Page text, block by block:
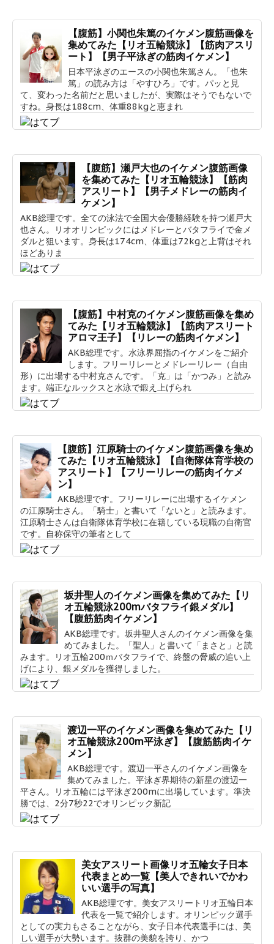
【腹筋】小関也朱篤のイケメン腹筋画像を
集めてみた【リオ五輪競泳】【筋肉アスリ
ート】【男子平泳ぎの筋肉イケメン】
日本平泳ぎのエースの小関也朱篤さん。「也朱
篤」の読み方は「やすひろ」です。パッと見
て、変わった名前だと思いましたが、実際はそうでもないで
すね。身長は188cm、体重88kgと恵まれ
【腹筋】瀬戸大也のイケメン腹筋画像
を集めてみた【リオ五輪競泳】【筋肉
アスリート】【男子メドレーの筋肉イ
ケメン】
AKB総理です。全ての泳法で全国大会優勝経験を持つ瀬戸大
也さん。リオオリンピックにはメドレーとバタフライで金メ
ダルと狙います。身長は174cm、体重は72kgと上背はそれ
ほどありま
【腹筋】中村克のイケメン腹筋画像を集め
てみた【リオ五輪競泳】【筋肉アスリート
アロマ王子】【リレーの筋肉イケメン】
AKB総理です。水泳界屈指のイケメンをご紹介
します。フリーリレーとメドレーリレー（自由
形）に出場する中村克さんです。「克」は「かつみ」と読み
ます。端正なルックスと水泳で鍛え上げられ
【腹筋】江原騎士のイケメン腹筋画像を集め
てみた【リオ五輪競泳】【自衛隊体育学校の
アスリート】【フリーリレーの筋肉イケメ
ン】
AKB総理です。フリーリレーに出場するイケメン
の江原騎士さん。「騎士」と書いて「ないと」と読みます。
江原騎士さんは自衛隊体育学校に在籍している現職の自衛官
です。自称保守の筆者として
坂井聖人のイケメン画像を集めてみた【リ
オ五輪競泳200mバタフライ銀メダル】
【腹筋筋肉イケメン】
AKB総理です。坂井聖人さんのイケメン画像を集
めてみました。「聖人」と書いて「まさと」と読
みます。リオ五輪200ｍバタフライで、終盤の脅威の追い上
げにより、銀メダルを獲得しました。
渡辺一平のイケメン画像を集めてみた【リ
オ五輪競泳200m平泳ぎ】【腹筋筋肉イケ
メン】
AKB総理です。渡辺一平さんのイケメン画像を
集めてみました。平泳ぎ界期待の新星の渡辺一
平さん。リオ五輪には平泳ぎ200mに出場しています。準決
勝では、2分7秒22でオリンピック新記
美女アスリート画像リオ五輪女子日本
代表まとめ一覧【美人できれいでかわ
いい選手の写真】
AKB総理です。美女アスリートリオ五輪日本
代表を一覧で紹介します。オリンピック選手
としての実力もさることながら、女子日本代表選手には、美
しい選手が大勢います。抜群の美貌を誇り、かつ